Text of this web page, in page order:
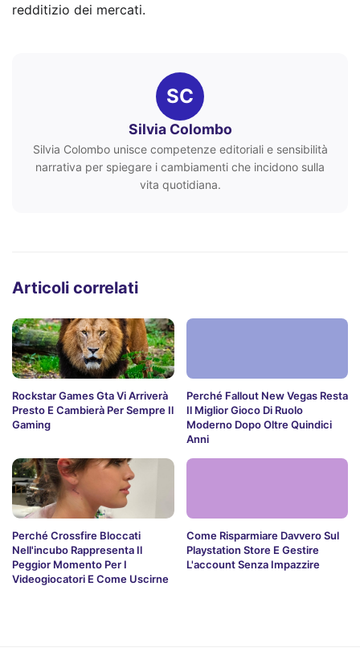
redditizio dei mercati.
SC
Silvia Colombo
Silvia Colombo unisce competenze editoriali e sensibilità
narrativa per spiegare i cambiamenti che incidono sulla
vita quotidiana.
Articoli correlati
Rockstar Games Gta Vi Arriverà
Presto E Cambierà Per Sempre Il
Gaming
Perché Fallout New Vegas Resta
Il Miglior Gioco Di Ruolo
Moderno Dopo Oltre Quindici
Anni
Perché Crossfire Bloccati
Nell'incubo Rappresenta Il
Peggior Momento Per I
Videogiocatori E Come Uscirne
Come Risparmiare Davvero Sul
Playstation Store E Gestire
L'account Senza Impazzire